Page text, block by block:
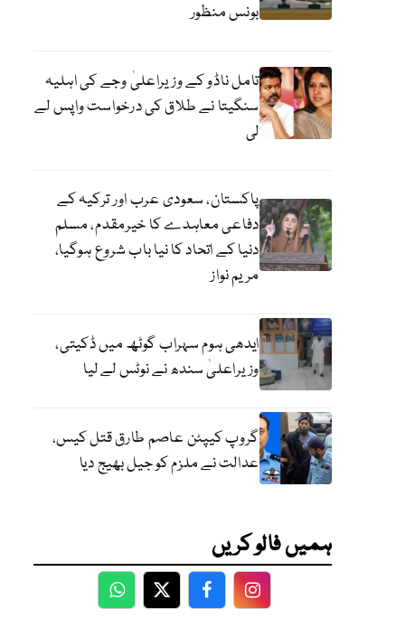
بونس منظور
تامل ناڈو کے وزیراعلیٰ وجے کی اہلیہ
سنگیتا نے طلاق کی درخواست واپس لے
لی
پاکستان، سعودی عرب اور ترکیہ کے
دفاعی معاہدے کا خیرمقدم، مسلم
دنیا کے اتحاد کا نیا باب شروع ہوگیا،
مریم نواز
ایدھی ہوم سہراب گوٹھ میں ڈکیتی،
وزیراعلیٰ سندھ نے نوٹس لے لیا
گروپ کیپٹن عاصم طارق قتل کیس،
عدالت نے ملزم کو جیل بھیج دیا
ہمیں فالو کریں
WhatsApp
TwitterFacebookFacebook